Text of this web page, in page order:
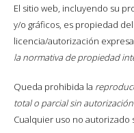
El sitio web, incluyendo su
y/o gráficos, es propiedad
licencia/autorización
la normativa de propiedad
Queda prohibida la
total o parcial sin
Cualquier uso no autorizado